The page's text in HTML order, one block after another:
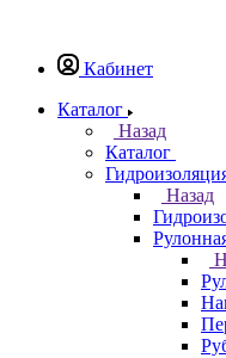
Кабинет
Каталог
Назад
Каталог
Назад